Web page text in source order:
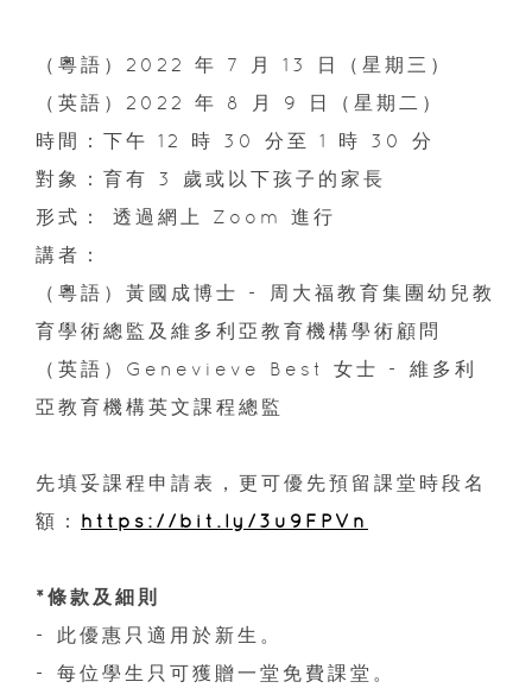
（粵語）2022 年 7 月 13 日（星期三）
（英語）2022 年 8 月 9 日（星期二）
時間：下午 12 時 30 分至 1 時 30 分
對象：育有 3 歲或以下孩子的家長
形式： 透過網上 Zoom 進行
講者：
（粵語）黃國成博士 - 周大福教育集團幼兒教
育學術總監及維多利亞教育機構學術顧問
（英語）Genevieve Best 女士 - 維多利
亞教育機構英文課程總監
先填妥課程申請表，更可優先預留課堂時段名
額： https://bit.ly/3u9FPVn
*條款及細則
- 此優惠只適用於新生。
- 每位學生只可獲贈一堂免費課堂。